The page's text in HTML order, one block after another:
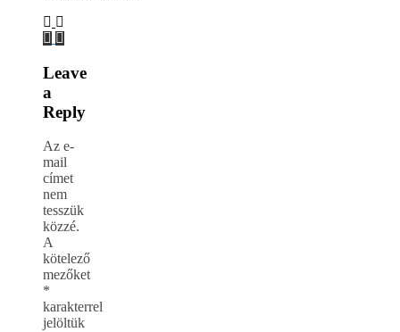
Leave
a
Reply
Az e-
mail
címet
nem
tesszük
közzé.
A
kötelező
mezőket
*
karakterrel
jelöltük